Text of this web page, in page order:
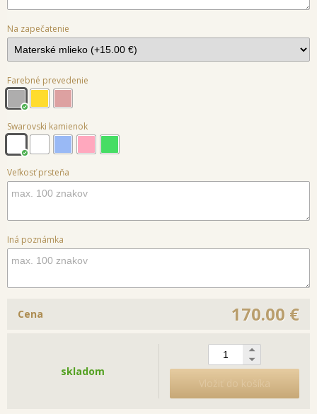
Na zapečatenie
Farebné prevedenie
Swarovski kamienok
Veľkosť prsteňa
Iná poznámka
170.00 €
Cena
skladom
Vložiť do košíka